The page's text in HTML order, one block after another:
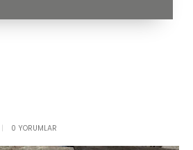
0 YORUMLAR